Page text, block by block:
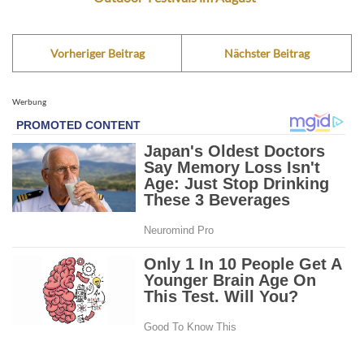
Vorheriger Beitrag Nächster Beitrag
Werbung